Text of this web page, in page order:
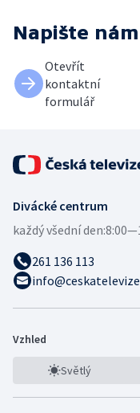
Napište nám
Otevřít
kontaktní
formulář
Divácké centrum
každý všední den:
261 136 113
Vzhled
Světlý